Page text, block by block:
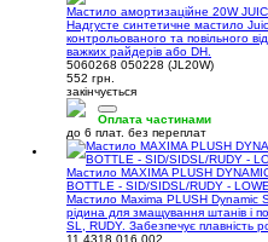
Мастило амортизаційне 20W
Надгусте синтетичне мастило
контрольованого та повільного
важких райдерів або DH.
5060268 050228 (JL20W)
552 грн.
закінчується
Оплата частинами
до 6 плат. без переплат
Мастило MAXIMA PLUSH
BOTTLE - SID/SIDSL/RUDY -
Мастило Maxima PLUSH Dynamic
рідина для змащування штанів і
SL, RUDY. Забезпечує плавність
11.4318.016.002